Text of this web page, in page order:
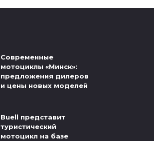
Современные
мотоциклы «Минск»:
предложения дилеров
и цены новых моделей
Buell представит
туристический
мотоцикл на базе